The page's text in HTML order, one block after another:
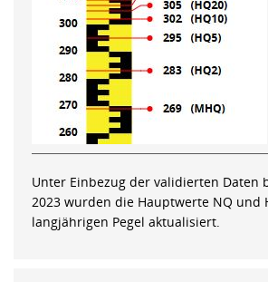
Unter Einbezug der validierten Daten
2023 wurden die Hauptwerte NQ und
langjährigen Pegel aktualisiert.